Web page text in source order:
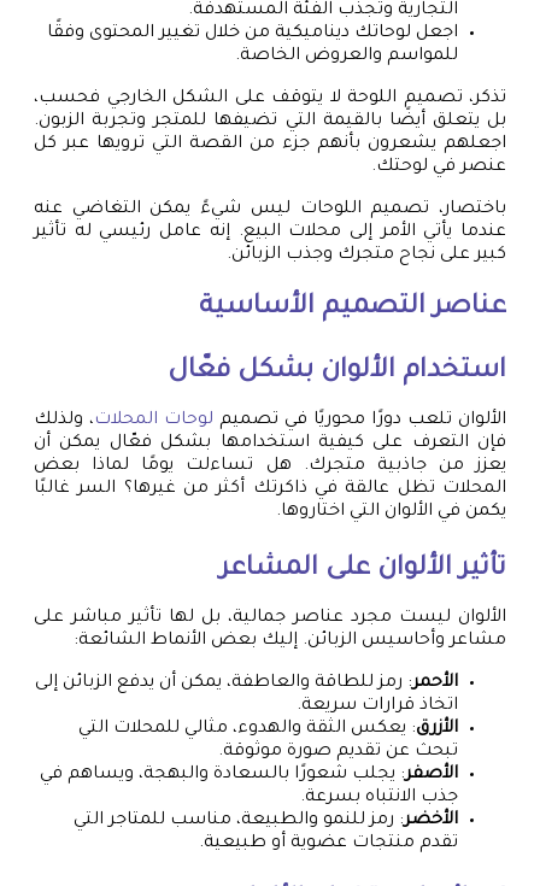
التجارية وتجذب الفئة المستهدفة.
اجعل لوحاتك ديناميكية من خلال تغيير المحتوى وفقًا
للمواسم والعروض الخاصة.
تذكر، تصميم اللوحة لا يتوقف على الشكل الخارجي فحسب،
بل يتعلق أيضًا بالقيمة التي تضيفها للمتجر وتجربة الزبون.
اجعلهم يشعرون بأنهم جزء من القصة التي ترويها عبر كل
عنصر في لوحتك.
باختصار، تصميم اللوحات ليس شيءً يمكن التغاضي عنه
عندما يأتي الأمر إلى محلات البيع. إنه عامل رئيسي له تأثير
كبير على نجاح متجرك وجذب الزبائن.
عناصر التصميم الأساسية
استخدام الألوان بشكل فعّال
الألوان تلعب دورًا محوريًا في تصميم لوحات المحلات، ولذلك
فإن التعرف على كيفية استخدامها بشكل فعّال يمكن أن
يعزز من جاذبية متجرك. هل تساءلت يومًا لماذا بعض
المحلات تظل عالقة في ذاكرتك أكثر من غيرها؟ السر غالبًا
يكمن في الألوان التي اختاروها.
تأثير الألوان على المشاعر
الألوان ليست مجرد عناصر جمالية، بل لها تأثير مباشر على
مشاعر وأحاسيس الزبائن. إليك بعض الأنماط الشائعة:
الأحمر: رمز للطاقة والعاطفة، يمكن أن يدفع الزبائن إلى
اتخاذ قرارات سريعة.
الأزرق: يعكس الثقة والهدوء، مثالي للمحلات التي
تبحث عن تقديم صورة موثوقة.
الأصفر: يجلب شعورًا بالسعادة والبهجة، ويساهم في
جذب الانتباه بسرعة.
الأخضر: رمز للنمو والطبيعة، مناسب للمتاجر التي
تقدم منتجات عضوية أو طبيعية.